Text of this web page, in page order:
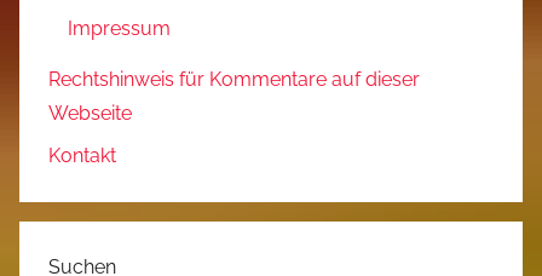
Impressum
Rechtshinweis für Kommentare auf dieser
Webseite
Kontakt
Suchen